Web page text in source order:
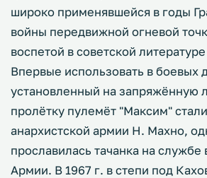
широко применявшейся в годы
войны передвижной огневой
воспетой в советской
Впервые использовать в боевых
установленный на запряжённую
пролётку пулемёт "Максим"
анархистской армии Н. Махно,
прославилась тачанка на службе
Армии. В 1967 г. в степи под